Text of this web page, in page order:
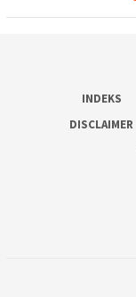
INDEKS
DISCLAIMER